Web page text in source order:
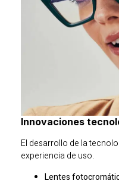
Innovaciones
El desarrollo de la
experiencia de uso.
Lentes